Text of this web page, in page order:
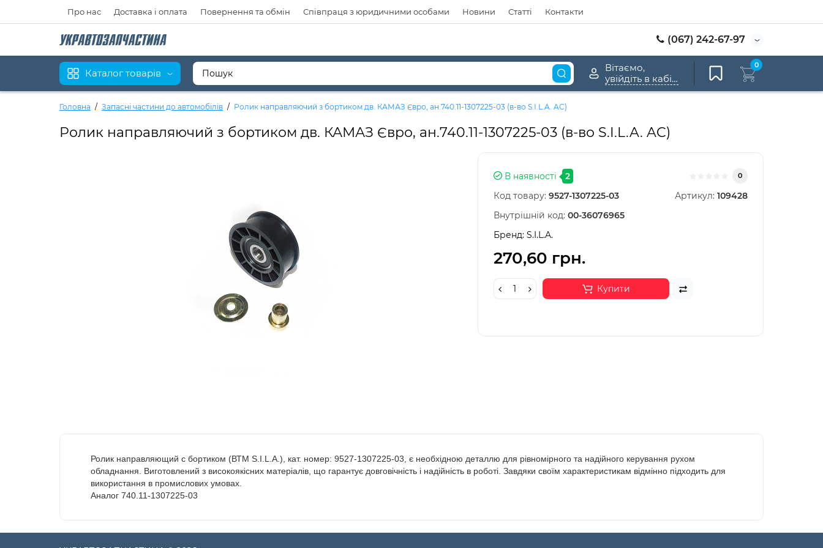
Про нас Доставка і оплата Повернення та обмін Співпраця з юридичними особами Новини Статті Контакти
(067) 242-67-97
Каталог товарів
Вітаємо,
увійдіть в кабінет
0
Головна Запасні частини до автомобілів Ролик направляючий з бортиком дв. КАМАЗ Євро, ан.740.11-1307225-03 (в-во S.I.L.A. AC)
Ролик направляючий з бортиком дв. КАМАЗ Євро, ан.740.11-1307225-03 (в-во S.I.L.A. AC)
В наявності 2 0
Код товару: 9527-1307225-03 Артикул: 109428
Внутрішній код: 00-36076965
Бренд: S.I.L.A.
270,60 грн.
Купити
Ролик направляющий с бортиком (ВТМ S.I.L.A.), кат. номер: 9527-1307225-03, є необхідною деталлю для рівномірного та надійного керування рухом
обладнання. Виготовлений з високоякісних матеріалів, що гарантує довговічність і надійність в роботі. Завдяки своїм характеристикам відмінно підходить для
використання в промислових умовах.
Аналог 740.11-1307225-03